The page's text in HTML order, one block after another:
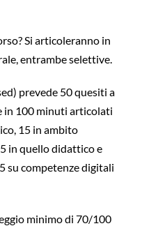
Si articoleranno in
entrambe selettive.
prevede 50 quesiti a
in 100 minuti articolati
15 in ambito
in quello didattico e
su competenze digitali
minimo di 70/100